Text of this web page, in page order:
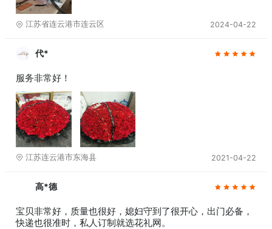
江苏省连云港市连云区 2024-04-22
代*
服务非常好！
江苏连云港市东海县 2021-04-22
高*德
宝贝非常好，质量也很好，媳妇守到了很开心，出门必备，
快递也很准时，私人订制就选花礼网。